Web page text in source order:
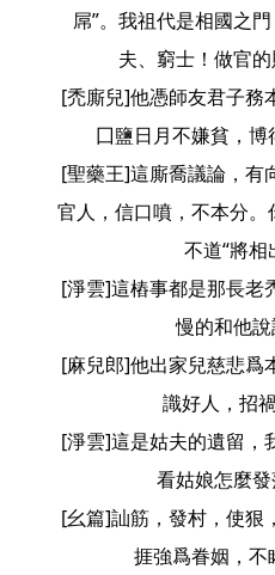
屌”。我祖代是相國之
夫、窮士！做官
[禿廝兒]他憑師友君子務
囗鹽日月不嫌貧，博
[聖藥王]這廝喬議論，有
官人，信口噴，不本分
不道“將相
[淨雲]這樁事都是那長老
慢的和他
[麻兒郎]他出家兒慈悲爲
識好人，招
[淨雲]這是姑夫的遺留，
看姑娘怎麼
[幺篇]訕筋，發村，使狠
捱強爲眷姻，不